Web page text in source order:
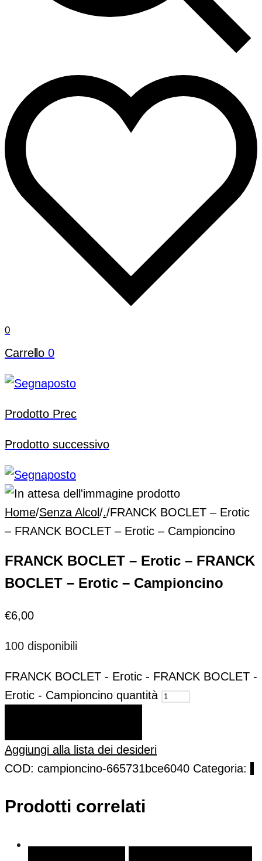
0
Carrello 0
Prodotto Prec
Prodotto successivo
Home/Senza Alcol/./FRANCK BOCLET – Erotic
– FRANCK BOCLET – Erotic – Campioncino
FRANCK BOCLET – Erotic – FRANCK
BOCLET – Erotic – Campioncino
€6,00
100 disponibili
FRANCK BOCLET - Erotic - FRANCK BOCLET -
Erotic - Campioncino quantità
Aggiungi alla lista dei desideri
COD: campioncino-665731bce6040 Categoria:
Prodotti correlati